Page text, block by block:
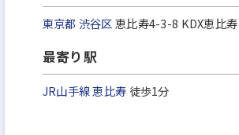
東京都 渋谷区恵比寿4-3-8 KDX恵比
最寄り駅
JR山手線恵比寿 徒歩1分